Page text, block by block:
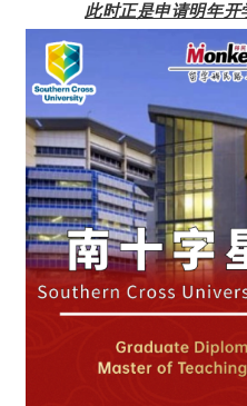
此时正是申请明年开